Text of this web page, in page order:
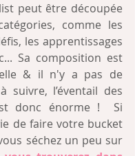
peut être découpée
comme les
les apprentissages
Sa composition est
& il n'y a pas de
suivre, l’éventail des
donc énorme !  Si
de faire votre bucket
séchez un peu sur